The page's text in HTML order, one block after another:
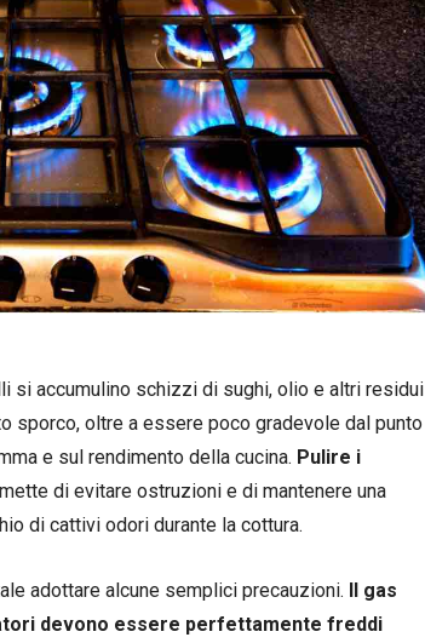
si accumulino schizzi di sughi, olio e altri residui
sporco, oltre a essere poco gradevole dal punto
e sul rendimento della cucina. Pulire i
di evitare ostruzioni e di mantenere una
di cattivi odori durante la cottura.
adottare alcune semplici precauzioni. Il gas
devono essere perfettamente freddi